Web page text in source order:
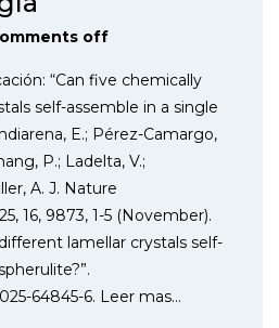
off
“Can five chemically
self-assemble in a single
E.; Pérez-Camargo,
P.; Ladelta, V.;
A. J. Nature
16, 9873, 1-5 (November).
lamellar crystals self-
64845-6. Leer mas…